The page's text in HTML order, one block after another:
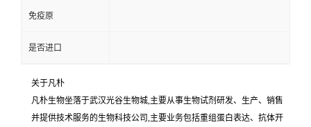
免疫原
是否进口
关于凡朴
凡朴生物坐落于武汉光谷生物城,主要从事生物试剂研发、生产、销售
并提供技术服务的生物科技公司,主要业务包括重组蛋白表达、抗体开